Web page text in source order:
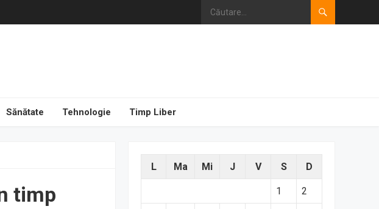
Sănătate Tehnologie Timp Liber
timp
L Ma Mi J V S D
1 2